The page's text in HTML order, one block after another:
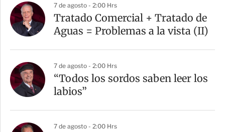
7 de agosto - 2:00 Hrs
Tratado Comercial + Tratado de
Aguas = Problemas a la vista (II)
7 de agosto - 2:00 Hrs
“Todos los sordos saben leer los
labios”
7 de agosto - 2:00 Hrs